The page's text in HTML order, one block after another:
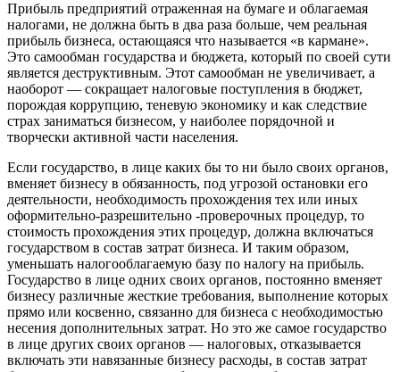
Прибыль предприятий отраженная на бумаге и облагаемая
налогами, не должна быть в два раза больше, чем реальная
прибыль бизнеса, остающаяся что называется «в кармане».
Это самообман государства и бюджета, который по своей сути
является деструктивным. Этот самообман не увеличивает, а
наоборот — сокращает налоговые поступления в бюджет,
порождая коррупцию, теневую экономику и как следствие
страх заниматься бизнесом, у наиболее порядочной и
творчески активной части населения.
Если государство, в лице каких бы то ни было своих органов,
вменяет бизнесу в обязанность, под угрозой остановки его
деятельности, необходимость прохождения тех или иных
оформительно-разрешительно -проверочных процедур, то
стоимость прохождения этих процедур, должна включаться
государством в состав затрат бизнеса. И таким образом,
уменьшать налогооблагаемую базу по налогу на прибыль.
Государство в лице одних своих органов, постоянно вменяет
бизнесу различные жесткие требования, выполнение которых
прямо или косвенно, связанно для бизнеса с необходимостью
несения дополнительных затрат. Но это же самое государство
в лице других своих органов — налоговых, отказывается
включать эти навязанные бизнесу расходы, в состав затрат